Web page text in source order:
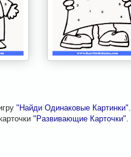
"Найди Одинаковые Картинки".
"Развивающие Карточки".